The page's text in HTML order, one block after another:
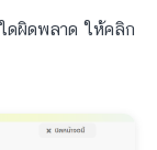
ดผิดพลาด ให้คลิก